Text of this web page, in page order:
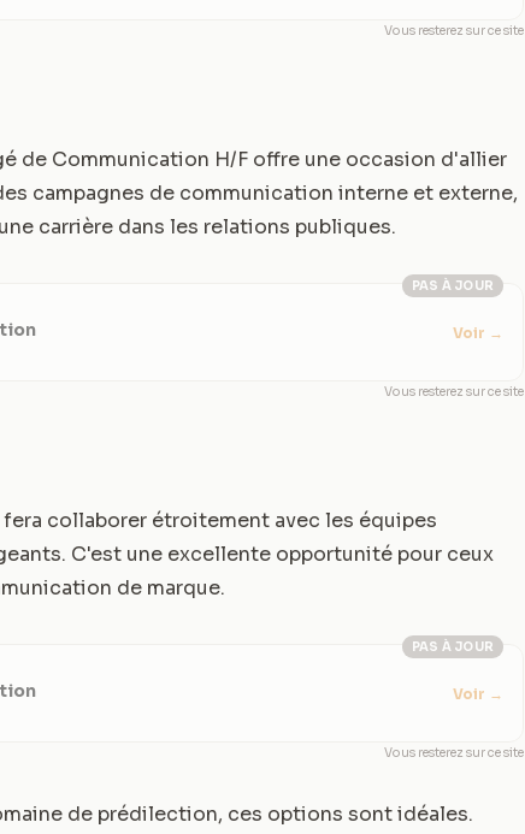
Vous resterez sur ce site
de Communication H/F offre une occasion d'allier
campagnes de communication interne et externe,
carrière dans les relations publiques.
PAS À JOUR
Voir →
Vous resterez sur ce site
collaborer étroitement avec les équipes
C'est une excellente opportunité pour ceux
de marque.
PAS À JOUR
Voir →
Vous resterez sur ce site
de prédilection, ces options sont idéales.